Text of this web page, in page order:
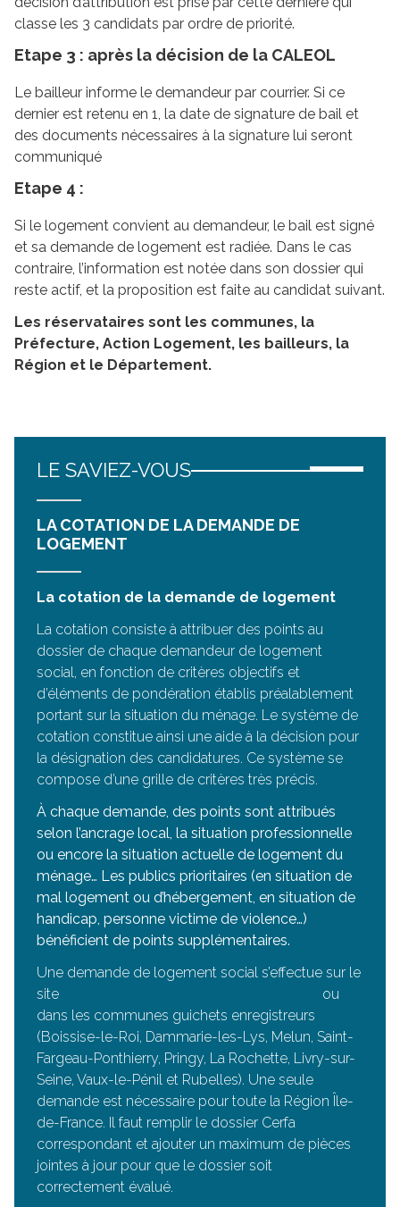
classe les 3 candidats par ordre de priorité.
Etape 3 : après la décision de la CALEOL
Le bailleur informe le demandeur par courrier. Si ce
dernier est retenu en 1, la date de signature de bail et
des documents nécessaires à la signature lui seront
communiqué
Etape 4 :
Si le logement convient au demandeur, le bail est signé
et sa demande de logement est radiée. Dans le cas
contraire, l’information est notée dans son dossier qui
reste actif, et la proposition est faite au candidat suivant.
Les réservataires sont les communes, la
Préfecture, Action Logement, les bailleurs, la
Région et le Département.
LE SAVIEZ-VOUS
LA COTATION DE LA DEMANDE DE
LOGEMENT
La cotation de la demande de logement
La cotation consiste à attribuer des points au
dossier de chaque demandeur de logement
social, en fonction de critères objectifs et
d’éléments de pondération établis préalablement
portant sur la situation du ménage. Le système de
cotation constitue ainsi une aide à la décision pour
la désignation des candidatures. Ce système se
compose d’une grille de critères très précis.
À chaque demande, des points sont attribués
selon l’ancrage local, la situation professionnelle
ou encore la situation actuelle de logement du
ménage… Les publics prioritaires (en situation de
mal logement ou d’hébergement, en situation de
handicap, personne victime de violence…)
bénéficient de points supplémentaires.
Une demande de logement social s’effectue sur le
site
ou
dans les communes guichets enregistreurs
(Boissise-le-Roi, Dammarie-les-Lys, Melun, Saint-
Fargeau-Ponthierry, Pringy, La Rochette, Livry-sur-
Seine, Vaux-le-Pénil et Rubelles). Une seule
demande est nécessaire pour toute la Région Île-
de-France. Il faut remplir le dossier Cerfa
correspondant et ajouter un maximum de pièces
jointes à jour pour que le dossier soit
correctement évalué.